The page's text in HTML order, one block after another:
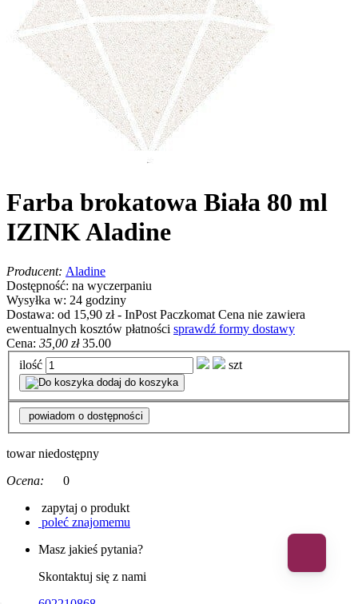
Farba brokatowa Biała 80 ml
IZINK Aladine
Producent: Aladine
Dostępność: na wyczerpaniu
Wysyłka w: 24 godziny
Dostawa: od 15,90 zł - InPost Paczkomat Cena nie zawiera
ewentualnych kosztów płatności sprawdź formy dostawy
Cena: 35,00 zł 35.00
ilość
szt
dodaj do koszyka
powiadom o dostępności
towar niedostępny
Ocena:
0
zapytaj o produkt
poleć znajomemu
Masz jakieś pytania?
Skontaktuj się z nami